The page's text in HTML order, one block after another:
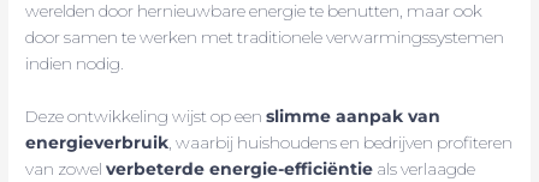
werelden door hernieuwbare energie te benutten, maar ook
door samen te werken met traditionele verwarmingssystemen
indien nodig.
Deze ontwikkeling wijst op eenslimme aanpak van
energieverbruik , waarbij huishoudens en bedrijven profiteren
van zowelverbeterde energie-efficiëntie als verlaagde